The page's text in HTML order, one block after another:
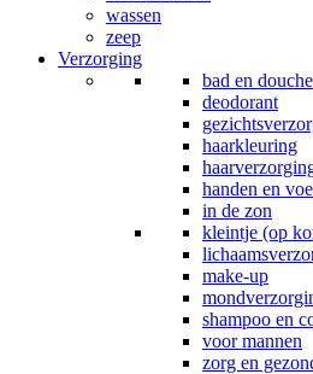
wassen
zeep
Verzorging
bad en douche
deodorant
haarkleuring
handen en
in de zon
kleintje (op
make-up
shampoo en
voor mannen
zorg en